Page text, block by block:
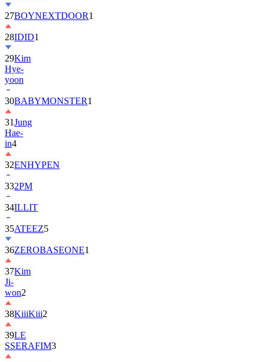
28IDID1
29Kim
Hye-
yoon
30BABYMONSTER
31Jung
Hae-
in4
32ENHYPEN
332PM
34ILLIT
35ATEEZ
36ZEROBASEONE
37Kim
Ji-
won2
38KiiiKiii
39LE
SSERAFIM
40MONSTA
X